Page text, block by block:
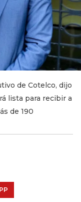
de Cotelco, dijo
lista para recibir a
de 190